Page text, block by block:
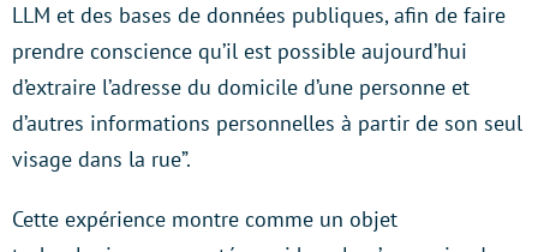
LLM et des bases de données publiques, afin de faire
prendre conscience qu’il est possible aujourd’hui
d’extraire l’adresse du domicile d’une personne et
d’autres informations personnelles à partir de son seul
visage dans la rue”.
Cette expérience montre comme un objet